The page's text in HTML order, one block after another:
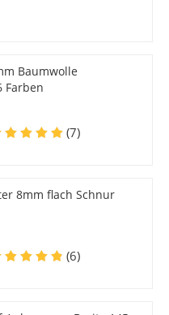
Baumwolle
Farben
(7)
8mm flach Schnur
(6)